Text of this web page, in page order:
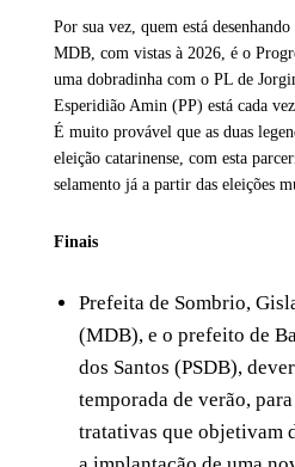
Por sua vez, quem está
MDB, com vistas à 2026, é o
uma dobradinha com o PL de
Esperidião Amin (PP) está cada
É muito provável que as duas
eleição catarinense, com esta
selamento já a partir das eleições
Finais
Prefeita de Sombrio,
(MDB), e o prefeito de
dos Santos (PSDB),
temporada de verão,
tratativas que objetivam